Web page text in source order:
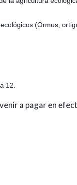
(Ormus,
12.
a pagar en